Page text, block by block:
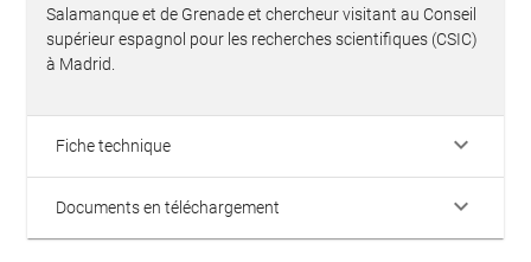
Salamanque et de Grenade et chercheur visitant au Conseil
supérieur espagnol pour les recherches scientifiques (CSIC)
à Madrid.
Fiche technique keyboard_arrow_down
Documents en téléchargement keyboard_arrow_down